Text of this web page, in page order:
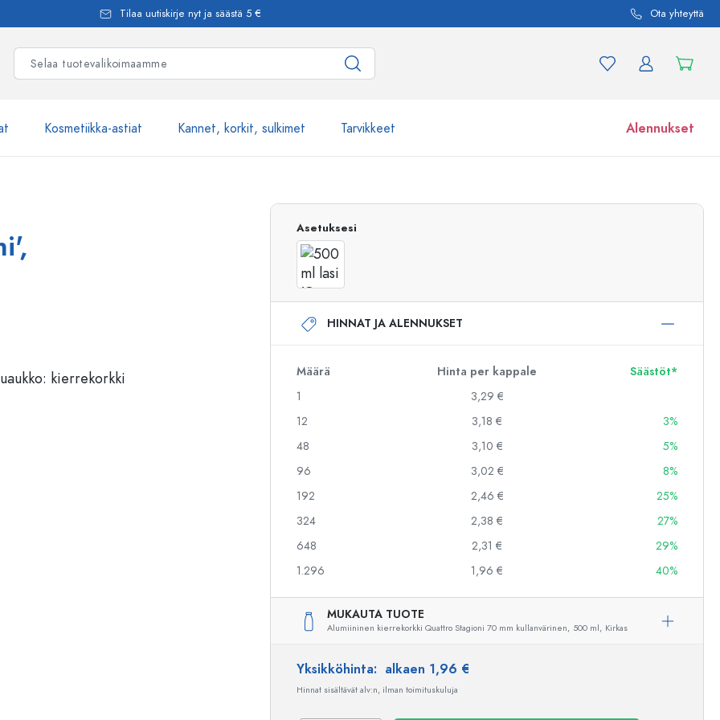
Tilaa uutiskirje nyt ja säästä 5 € Ota yhteyttä
Kosmetiikka-astiat Kannet, korkit, sulkimet Tarvikkeet Alennukset
Airless-pumppupullot
Roll-on-pullot
Puristuspullot
Säilytyspullot
Ginipullot
Joulupullot
Koristeelliset pullot
Käymisastiat
Lasipurkit
Asetuksesi
HINNAT JA ALENNUKSET
Määrä Hinta per kappale
Säästöt*
1
3,29 €
12
3,18 €
3%
48
3,10 €
5%
96
3,02 €
8%
192
2,46 €
25%
324
2,38 €
27%
648
2,31 €
29%
1.296
1,96 € 40%
MUKAUTA TUOTE
Alumiininen kierrekorkki Quattro Stagioni 70 mm kullanvärinen, 500 ml, Kirkas
Yksikköhinta: alkaen 1,96 €
Hinnat sisältävät alv:n, ilman toimituskuluja